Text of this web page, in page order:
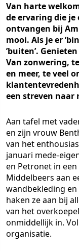
Van harte
de ervaring die
ontvangen bij
mooi. Als je er
’buiten’.
Van zonwering,
en meer, te veel
een streven naar
Aan tafel met
en zijn vrouw
van het
januari mede-
en Petronet in
Middelbeers aan
wandbekleding
haken ze aan bij
van het
onmiddellijk in.
organisatie.